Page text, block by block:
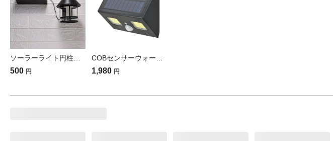
ソーラーライト円柱形 LT-SSLS40DGMES(販売終了)
500 円
COBセンサーウォールライト ソーラー式 400ルーメン LT-SOW40DW 防犯 調光切替 ソーラー発電式人感センサーライト 赤外線センサー IP65
1,980 円